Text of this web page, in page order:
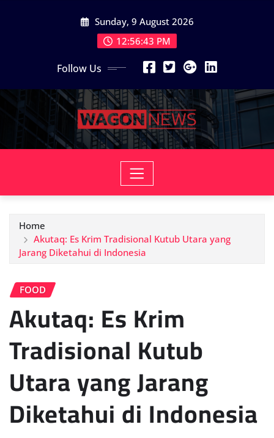
Sunday, 9 August 2026
12:56:45 PM
Follow Us
Home
Akutaq: Es Krim Tradisional Kutub Utara yang
Jarang Diketahui di Indonesia
FOOD
Akutaq: Es Krim
Tradisional Kutub
Utara yang Jarang
Diketahui di Indonesia